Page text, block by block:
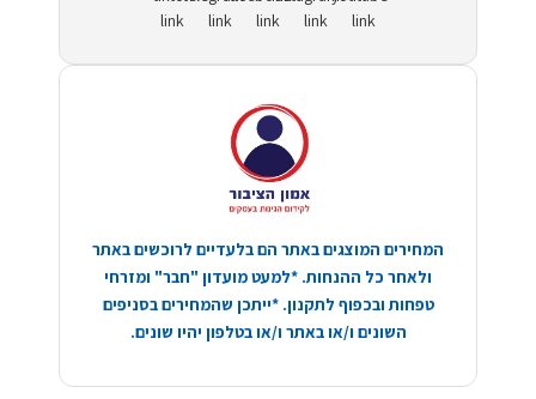
המחירים המוצגים באתר הם בלעדיים לרוכשים באתר
ולאחר כל ההנחות. *למעט מועדון "חבר" ומזרחי
טפחות ובכפוף לתקנון. *ייתכן שהמחירים בסניפים
השונים ו/או באתר ו/או בטלפון יהיו שונים.